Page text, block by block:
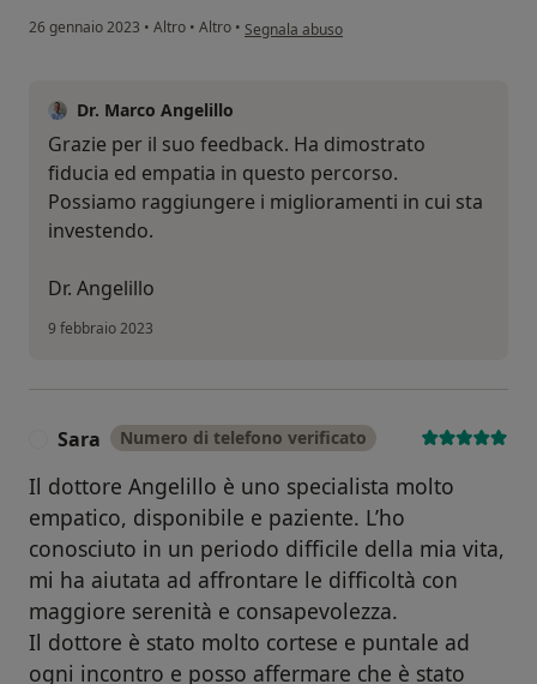
26 gennaio 2023 • Altro • Altro • secondo l'opinione dell'utente A.L.
Segnala abuso
Dr. Marco Angelillo
Grazie per il suo feedback. Ha dimostrato
fiducia ed empatia in questo percorso.
Possiamo raggiungere i miglioramenti in cui sta
investendo.
Dr. Angelillo
9 febbraio 2023
Sara Numero di telefono verificato
Il dottore Angelillo è uno specialista molto
empatico, disponibile e paziente. L’ho
conosciuto in un periodo difficile della mia vita,
mi ha aiutata ad affrontare le difficoltà con
maggiore serenità e consapevolezza.
Il dottore è stato molto cortese e puntale ad
ogni incontro e posso affermare che è stato